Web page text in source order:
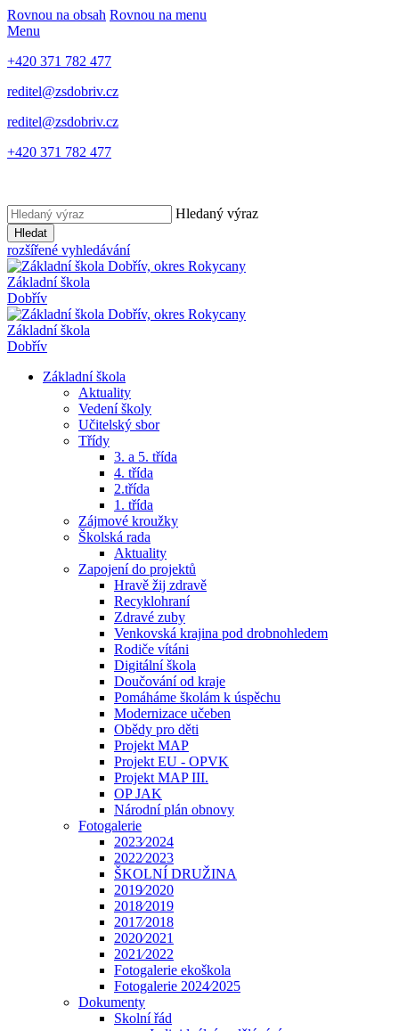
Rovnou na obsah Rovnou na menu
Menu
+420 371 782 477
reditel@zsdobriv.cz
reditel@zsdobriv.cz
+420 371 782 477
Hledaný výraz
Hledat
rozšířené vyhledávání
Základní škola
Dobřív
Základní škola
Dobřív
Základní škola
Aktuality
Vedení školy
Učitelský sbor
Třídy
3. a 5. třída
4. třída
2.třída
1. třída
Zájmové kroužky
Školská rada
Aktuality
Zapojení do projektů
Hravě žij zdravě
Recyklohraní
Zdravé zuby
Venkovská krajina pod drobnohledem
Rodiče vítáni
Digitální škola
Doučování od kraje
Pomáháme školám k úspěchu
Modernizace učeben
Obědy pro děti
Projekt MAP
Projekt EU - OPVK
Projekt MAP III.
OP JAK
Národní plán obnovy
Fotogalerie
2023⁄2024
2022⁄2023
ŠKOLNÍ DRUŽINA
2019⁄2020
2018⁄2019
2017⁄2018
2020⁄2021
2021⁄2022
Fotogalerie ekoškola
Fotogalerie 2024⁄2025
Dokumenty
Skolní řád